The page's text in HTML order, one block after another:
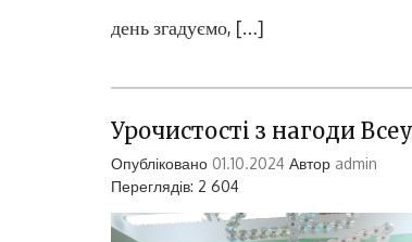
день згадуємо, […]
Урочистості з нагоди
Опубліковано 01.10.2024 Автор admin
Переглядів: 2 604